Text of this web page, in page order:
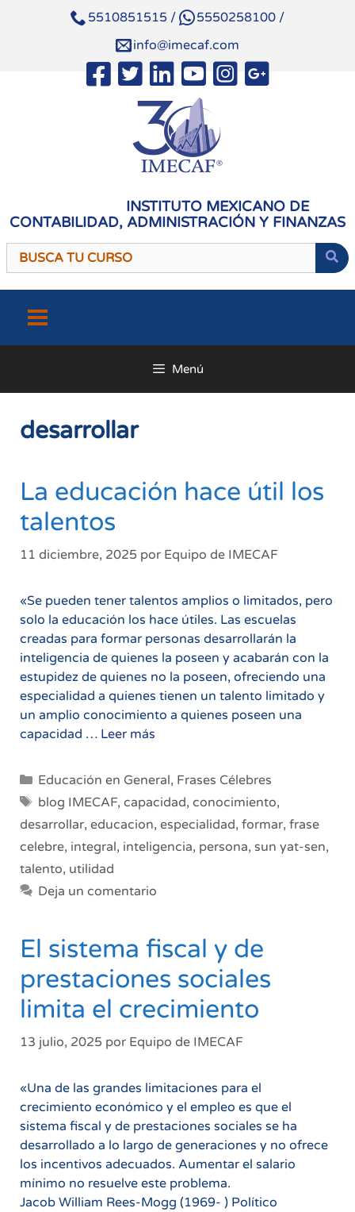
5510851515 / 5550258100 /
info@imecaf.com
INSTITUTO MEXICANO DE
CONTABILIDAD, ADMINISTRACIÓN Y FINANZAS
contenido
Menú
desarrollar
La educación hace útil los
talentos
11 diciembre, 2025 por Equipo de IMECAF
«Se pueden tener talentos amplios o limitados, pero
solo la educación los hace útiles. Las escuelas
creadas para formar personas desarrollarán la
inteligencia de quienes la poseen y acabarán con la
estupidez de quienes no la poseen, ofreciendo una
especialidad a quienes tienen un talento limitado y
un amplio conocimiento a quienes poseen una
capacidad … Leer más
hace
útil
los
talentos
Categorías
Educación en General, Frases Célebres
Etiquetas
blog IMECAF, capacidad, conocimiento,
desarrollar, educacion, especialidad, formar, frase
celebre, integral, inteligencia, persona, sun yat-sen,
talento, utilidad
Deja un comentario
El sistema fiscal y de
prestaciones sociales
limita el crecimiento
13 julio, 2025 por Equipo de IMECAF
«Una de las grandes limitaciones para el
crecimiento económico y el empleo es que el
sistema fiscal y de prestaciones sociales se ha
desarrollado a lo largo de generaciones y no ofrece
los incentivos adecuados. Aumentar el salario
mínimo no resuelve este problema.
Jacob William Rees-Mogg (1969- ) Político